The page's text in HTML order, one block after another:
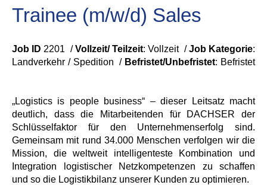
Trainee (m/w/d) Sales
Job ID 2201 /Vollzeit/ Teilzeit: Vollzeit /Job Kategorie:
Landverkehr / Spedition /Befristet/Unbefristet: Befristet
„Logistics is people business“ – dieser Leitsatz macht
deutlich, dass die Mitarbeitenden für DACHSER der
Schlüsselfaktor für den Unternehmenserfolg sind.
Gemeinsam mit rund 34.000 Menschen verfolgen wir die
Mission, die weltweit intelligenteste Kombination und
Integration logistischer Netzkompetenzen zu schaffen
und so die Logistikbilanz unserer Kunden zu optimieren.